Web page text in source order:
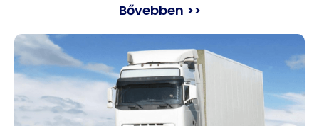
Bővebben >>